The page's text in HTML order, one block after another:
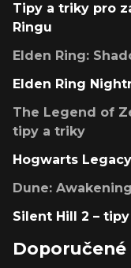
Tipy a triky pro
Ringu
Elden Ring:
Elden Ring
The Legend of
tipy a triky
Hogwarts
Dune:
Silent Hill 2 –